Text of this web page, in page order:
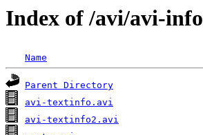
Index of /avi/avi-info
Name
Parent Directory
avi-textinfo.avi
avi-textinfo2.avi